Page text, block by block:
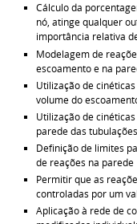
Cálculo da
nó, atinge qualquer
importância relativa
Modelagem de
escoamento e na
Utilização de
volume do
Utilização de
parede das tubulações
Definição de limites
de reações na parede
Permitir que as
controladas por um
Aplicação à rede de